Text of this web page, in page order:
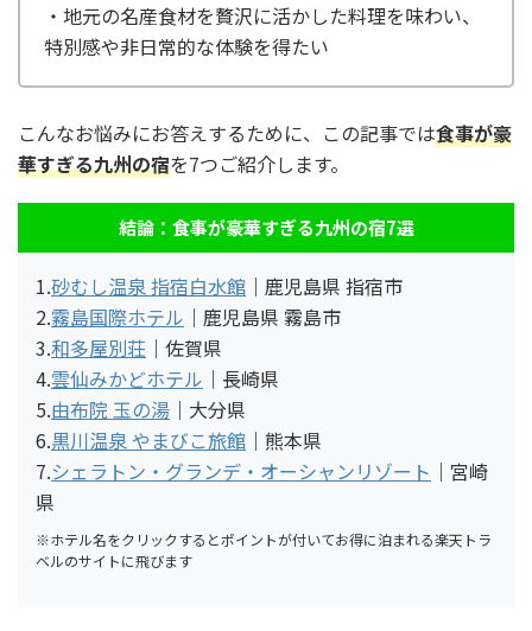
・地元の名産食材を贅沢に活かした料理を味わい、
特別感や非日常的な体験を得たい
こんなお悩みにお答えするために、この記事では食事が豪
華すぎる九州の宿を7つご紹介します。
結論：食事が豪華すぎる九州の宿7選
1.砂むし温泉 指宿白水館 ｜鹿児島県 指宿市
2.霧島国際ホテル ｜鹿児島県 霧島市
3.和多屋別荘 ｜佐賀県
4.雲仙みかどホテル ｜長崎県
5.由布院 玉の湯 ｜大分県
6.黒川温泉 やまびこ旅館 ｜熊本県
7.シェラトン・グランデ・オーシャンリゾート ｜宮崎
県
※ホテル名をクリックするとポイントが付いてお得に泊まれる楽天トラ
ベルのサイトに飛びます